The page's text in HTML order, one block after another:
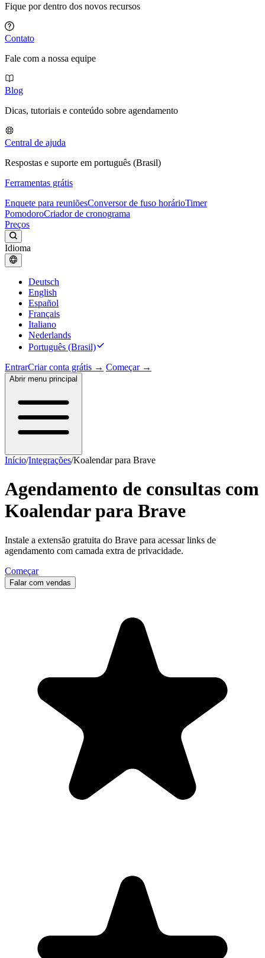
Fique por dentro dos novos recursos
Contato
Fale com a nossa equipe
Blog
Dicas, tutoriais e conteúdo sobre agendamento
Central de ajuda
Respostas e suporte em português (Brasil)
Ferramentas grátis
Enquete para reuniõesConversor de fuso horárioTimer
PomodoroCriador de cronograma
Preços
Idioma
Deutsch
English
Español
Français
Italiano
Nederlands
Português (Brasil)
EntrarCriar conta grátis → Começar →
Abrir menu principal
Início/Integrações/Koalendar para Brave
Agendamento de consultas com
Koalendar para Brave
Instale a extensão gratuita do Brave para acessar links de
agendamento com camada extra de privacidade.
Começar
Falar com vendas